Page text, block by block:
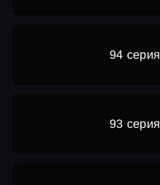
94 серия
93 серия